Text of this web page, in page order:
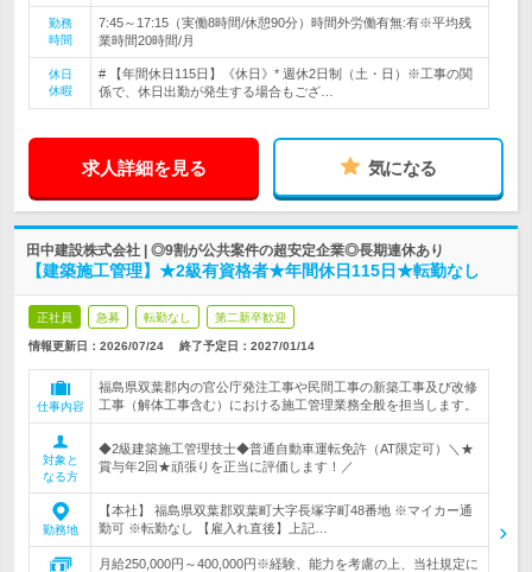
勤務
時間
7:45～17:15（実働8時間/休憩90分）時間外労働有無:有※平均残
業時間20時間/月
休日
休暇
# 【年間休日115日】《休日》* 週休2日制（土・日）※工事の関
係で、休日出勤が発生する場合もござ…
求人詳細を見る 気になる
田中建設株式会社 | ◎9割が公共案件の超安定企業◎長期連休あり
【建築施工管理】★2級有資格者★年間休日115日★転勤なし
正社員 急募 転勤なし 第二新卒歓迎
情報更新日：2026/07/24 終了予定日： 2027/01/14
仕事内容
福島県双葉郡内の官公庁発注工事や民間工事の新築工事及び改修
工事（解体工事含む）における施工管理業務全般を担当します。
対象と
なる方
◆2級建築施工管理技士◆普通自動車運転免許（AT限定可）＼★
賞与年2回★頑張りを正当に評価します！／
勤務地
【本社】 福島県双葉郡双葉町大字長塚字町48番地 ※マイカー通
勤可 ※転勤なし 【雇入れ直後】上記…
月給250,000円～400,000円※経験、能力を考慮の上、当社規定に